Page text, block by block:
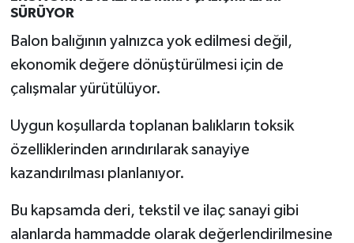
SÜRÜYOR
Balon balığının yalnızca yok edilmesi değil,
ekonomik değere dönüştürülmesi için de
çalışmalar yürütülüyor.
Uygun koşullarda toplanan balıkların toksik
özelliklerinden arındırılarak sanayiye
kazandırılması planlanıyor.
Bu kapsamda deri, tekstil ve ilaç sanayi gibi
alanlarda hammadde olarak değerlendirilmesine